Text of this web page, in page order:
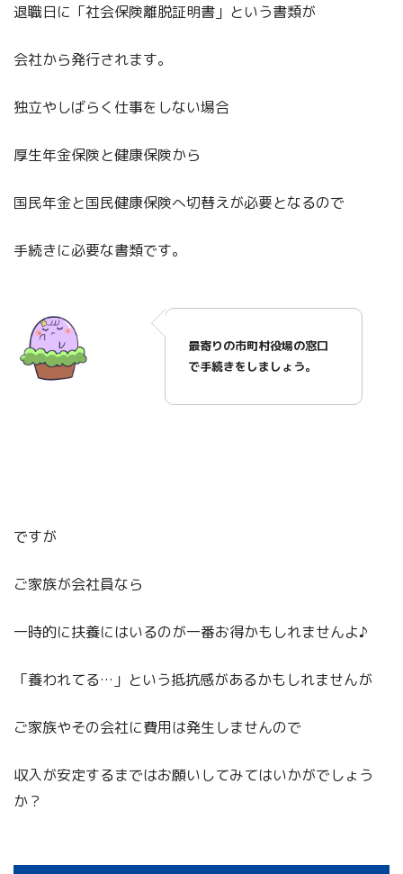
退職日に「社会保険離脱証明書」という書類が
会社から発行されます。
独立やしばらく仕事をしない場合
厚生年金保険と健康保険から
国民年金と国民健康保険へ切替えが必要となるので
手続きに必要な書類です。
最寄りの市町村役場の窓口
で手続きをしましょう。
ですが
ご家族が会社員なら
一時的に扶養にはいるのが一番お得かもしれませんよ♪
「養われてる…」という抵抗感があるかもしれませんが
ご家族やその会社に費用は発生しませんので
収入が安定するまではお願いしてみてはいかがでしょう
か？